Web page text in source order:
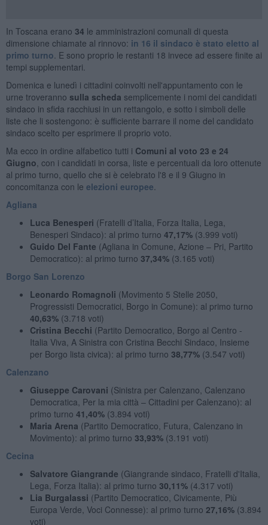
In Toscana erano 34 le amministrazioni comunali di questa
dimensione chiamate al rinnovo: in 16 il sindaco è stato eletto al
primo turno . E sono proprio le restanti 18 invece ad essere finite ai
tempi supplementari.
Domenica e lunedì i cittadini coinvolti nell'appuntamento con le
urne troveranno sulla scheda semplicemente i nomi dei candidati
sindaco in sfida racchiusi in un rettangolo, e sotto i simboli delle
liste che li sostengono: è sufficiente barrare il nome del candidato
sindaco scelto per esprimere il proprio voto.
Ma ecco in ordine alfabetico tutti i Comuni al voto 23 e 24
Giugno , con i candidati in corsa, liste e percentuali da loro ottenute
al primo turno, quello che si è celebrato l'8 e il 9 Giugno in
concomitanza con le elezioni europee
Agliana
Luca Benesperi (Fratelli d’Italia, Forza Italia, Lega,
Benesperi Sindaco): al primo turno 47,17%(3.999 voti)
Guido Del Fante (Agliana in Comune, Azione – Pri, Partito
Democratico): al primo turno 37,34%(3.165 voti)
Borgo San Lorenzo
Leonardo Romagnoli (Movimento 5 Stelle 2050,
Progressisti Democratici, Borgo in Comune): al primo turno
40,63%(3.718 voti)
Cristina Becchi (Partito Democratico, Borgo al Centro -
Italia Viva, A Sinistra con Cristina Becchi Sindaco, Insieme
per Borgo lista civica): al primo turno 38,77%(3.547 voti)
Calenzano
Giuseppe Carovani (Sinistra per Calenzano, Calenzano
Democratica, Per la mia città – Cittadini per Calenzano): al
primo turno 41,40%(3.894 voti)
Maria Arena (Partito Democratico, Futura, Calenzano in
Movimento): al primo turno 33,93% (3.191 voti)
Cecina
Salvatore Giangrande (Giangrande sindaco, Fratelli d'Italia,
Lega, Forza Italia): al primo turno 30,11%(4.317 voti)
Lia Burgalassi (Partito Democratico, Civicamente, Più
Europa Verde, Voci Connesse): al primo turno 27,16%(3.894
voti)